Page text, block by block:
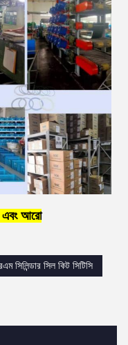
এবং আরো
সিলিন্ডার সিল কিট সিটিসি